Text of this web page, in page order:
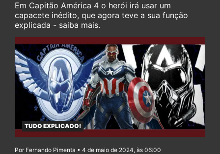
Em Capitão América 4 o herói irá usar um
capacete inédito, que agora teve a sua função
explicada - saiba mais.
TUDO EXPLICADO!
Por Fernando Pimenta • 4 de maio de 2024, às 06:00